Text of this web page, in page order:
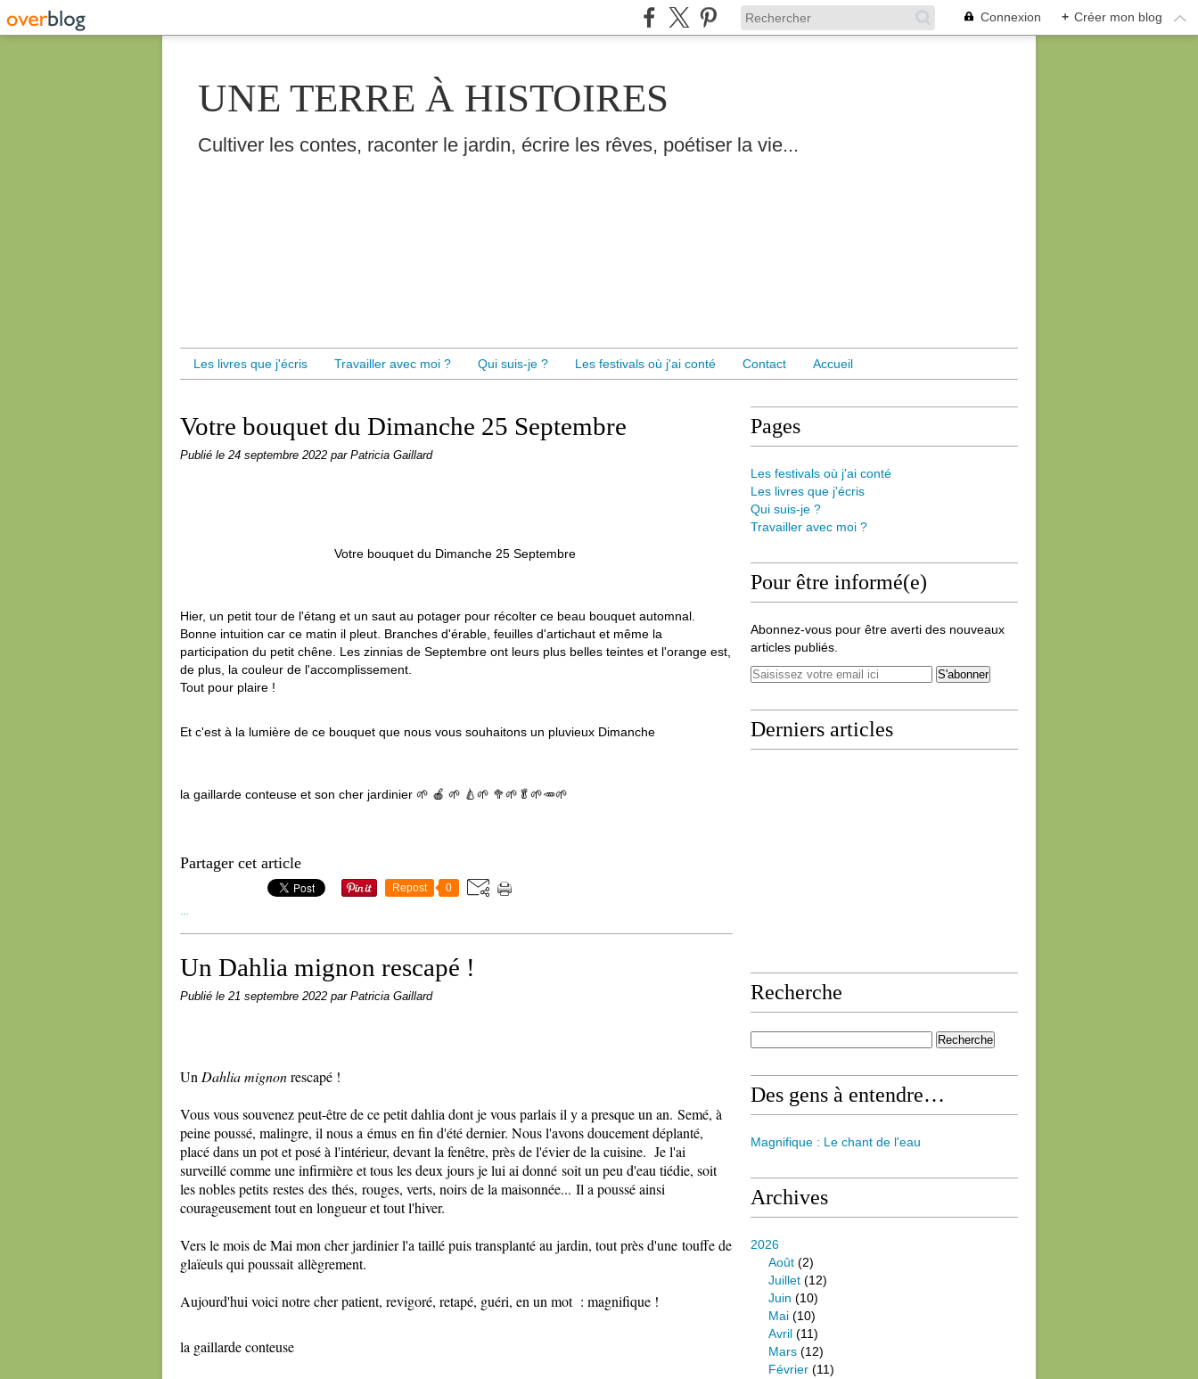
Connexion + Créer mon blog
UNE TERRE À HISTOIRES
Cultiver les contes, raconter le jardin, écrire les rêves, poétiser la vie...
Les livres que j'écris Travailler avec moi ? Qui suis-je ? Les festivals où j'ai conté Contact Accueil
Votre bouquet du Dimanche 25 Septembre
Publié le 24 septembre 2022 par Patricia Gaillard
Votre bouquet du Dimanche 25 Septembre
Hier, un petit tour de l'étang et un saut au potager pour récolter ce beau bouquet automnal.
Bonne intuition car ce matin il pleut. Branches d'érable, feuilles d'artichaut et même la
participation du petit chêne. Les zinnias de Septembre ont leurs plus belles teintes et l'orange est,
de plus, la couleur de l'accomplissement.
Tout pour plaire !
Et c'est à la lumière de ce bouquet que nous vous souhaitons un pluvieux Dimanche
la gaillarde conteuse et son cher jardinier 🌱 🍎 🌱 🍐🌱 🥦🌱🥬🌱🥕🌱
Partager cet article
Repost 0
Un Dahlia mignon rescapé !
Publié le 21 septembre 2022 par Patricia Gaillard
Un Dahlia mignonrescapé !
Vous vous souvenez peut-être de ce petit dahlia dont je vous parlais il y a presque un an. Semé, à
peine poussé, malingre, il nous a émus en fin d'été dernier. Nous l'avons doucement déplanté,
placé dans un pot et posé à l'intérieur, devant la fenêtre, près de l'évier de la cuisine. Je l'ai
surveillé comme une infirmière et tous les deux jours je lui ai donné soit un peu d'eau tiédie, soit
les nobles petits restes des thés, rouges, verts, noirs de la maisonnée... Il a poussé ainsi
courageusement tout en longueur et tout l'hiver.
Vers le mois de Mai mon cher jardinier l'a taillé puis transplanté au jardin, tout près d'une touffe de
glaïeuls qui poussait allègrement.
Aujourd'hui voici notre cher patient, revigoré, retapé, guéri, en un mot : magnifique !
la gaillarde conteuse
Pages
Les festivals où j'ai conté
Les livres que j'écris
Qui suis-je ?
Travailler avec moi ?
Pour être informé(e)
Abonnez-vous pour être averti des nouveaux
articles publiés.
Derniers articles
Recherche
Des gens à entendre…
Magnifique : Le chant de l'eau
Archives
2026
Août (2)
Juillet (12)
Juin (10)
Mai (10)
Avril (11)
Mars (12)
Février (11)